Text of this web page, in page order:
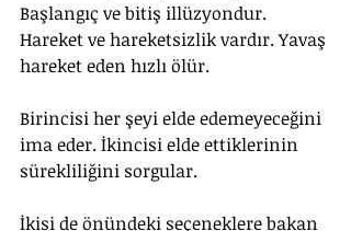
Başlangıç ve bitiş illüzyondur.
Hareket ve hareketsizlik vardır. Yavaş
hareket eden hızlı ölür.
Birincisi her şeyi elde edemeyeceğini
ima eder. İkincisi elde ettiklerinin
sürekliliğini sorgular.
İkisi de önündeki seçeneklere bakan